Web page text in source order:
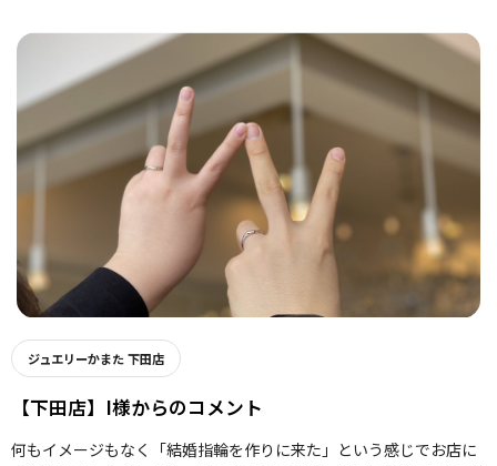
ジュエリーかまた 下田店
【下田店】I様からのコメント
何もイメージもなく「結婚指輪を作りに来た」という感じでお店に